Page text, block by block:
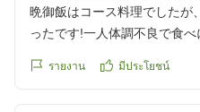
晩御飯はコース料理でしたが
ったです!一人体調不良で食べ
です
รายงาน มีประโยชน์